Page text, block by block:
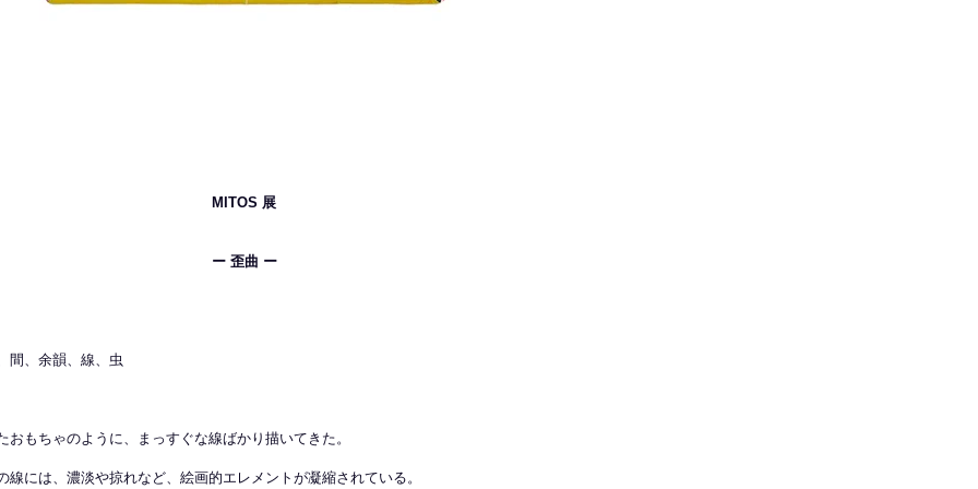
MITOS 展
ー 歪曲 ー
間、余韻、線、虫
おもちゃのように、まっすぐな線ばかり描いてきた。
線には、濃淡や掠れなど、絵画的エレメントが凝縮されている。